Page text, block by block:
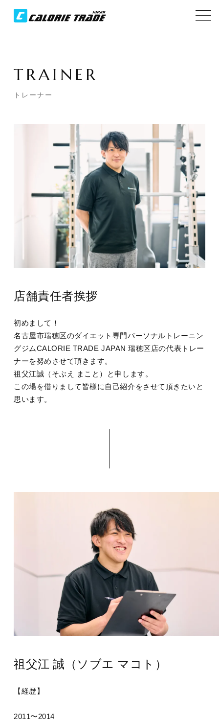
TRAINER
トレーナー
店舗責任者挨拶
初めまして！
名古屋市瑞穂区のダイエット専門パーソナルトレーニン
グジムCALORIE TRADE JAPAN 瑞穂区店の代表トレー
ナーを努めさせて頂きます。
祖父江誠（そぶえ まこと）と申します。
この場を借りまして皆様に自己紹介をさせて頂きたいと
思います。
祖父江 誠（ソブエ マコト）
【経歴】
2011〜2014